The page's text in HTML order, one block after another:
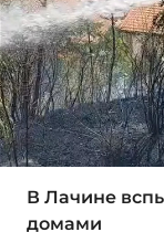
В Лачине
домами